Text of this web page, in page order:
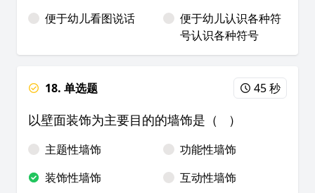
便于幼儿看图说话
便于幼儿认识各种符
号认识各种符号
18. 单选题 45 秒
以壁面装饰为主要目的的墙饰是（ ）
主题性墙饰
功能性墙饰
装饰性墙饰
互动性墙饰